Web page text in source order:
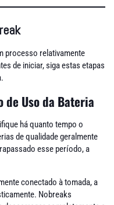
processo relativamente
de iniciar, siga estas etapas
de Uso da Bateria
há quanto tempo o
de qualidade geralmente
esse período, a
conectado à tomada, a
Nobreaks